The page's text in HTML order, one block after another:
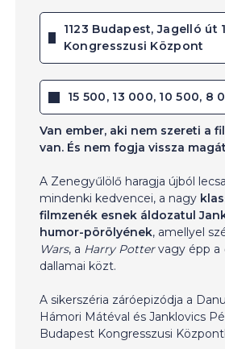
1123 Budapest, Jagelló út
Kongresszusi Központ
15 500, 13 000, 10 500, 8
Van ember, aki nem szereti a
van. És nem fogja vissza
A Zenegyűlölő haragja újból
mindenki kedvencei, a nagy
filmzenék esnek áldozatul
humor-pörölyének, amellyel
Wars, a Harry Pottervagy épp a
dallamai közt.
A sikerszéria záróepizódja a
Hámori Mátéval és Janklovics
Budapest Kongresszusi